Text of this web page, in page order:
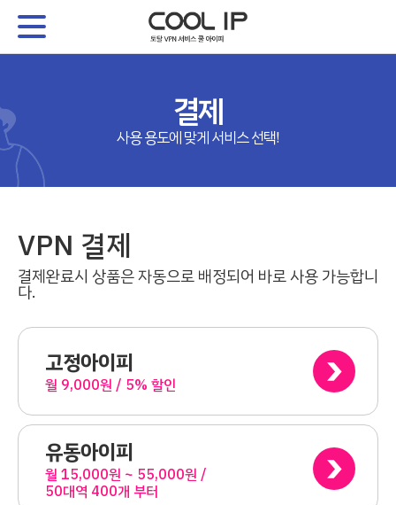
결제
사용 용도에 맞게 서비스 선택!
VPN 결제
결제완료시 상품은 자동으로 배정되어 바로 사용 가능합니
다.
고정아이피
월 9,000원 / 5% 할인
유동아이피
월 15,000원 ~ 55,000원 /
50대역 400개 부터